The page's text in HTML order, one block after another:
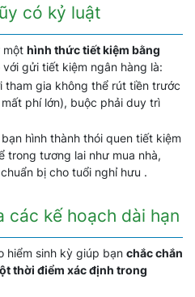
có kỷ luật
một hình thức tiết kiệm bằng
gửi tiết kiệm ngân hàng là:
tham gia không thể rút tiền trước
phí lớn), buộc phải duy trì
hình thành thói quen tiết kiệm
trong tương lai như mua nhà,
bị cho tuổi nghỉ hưu .
các kế hoạch dài hạn
hiểm sinh kỳ giúp bạn chắc chắn
thời điểm xác định trong